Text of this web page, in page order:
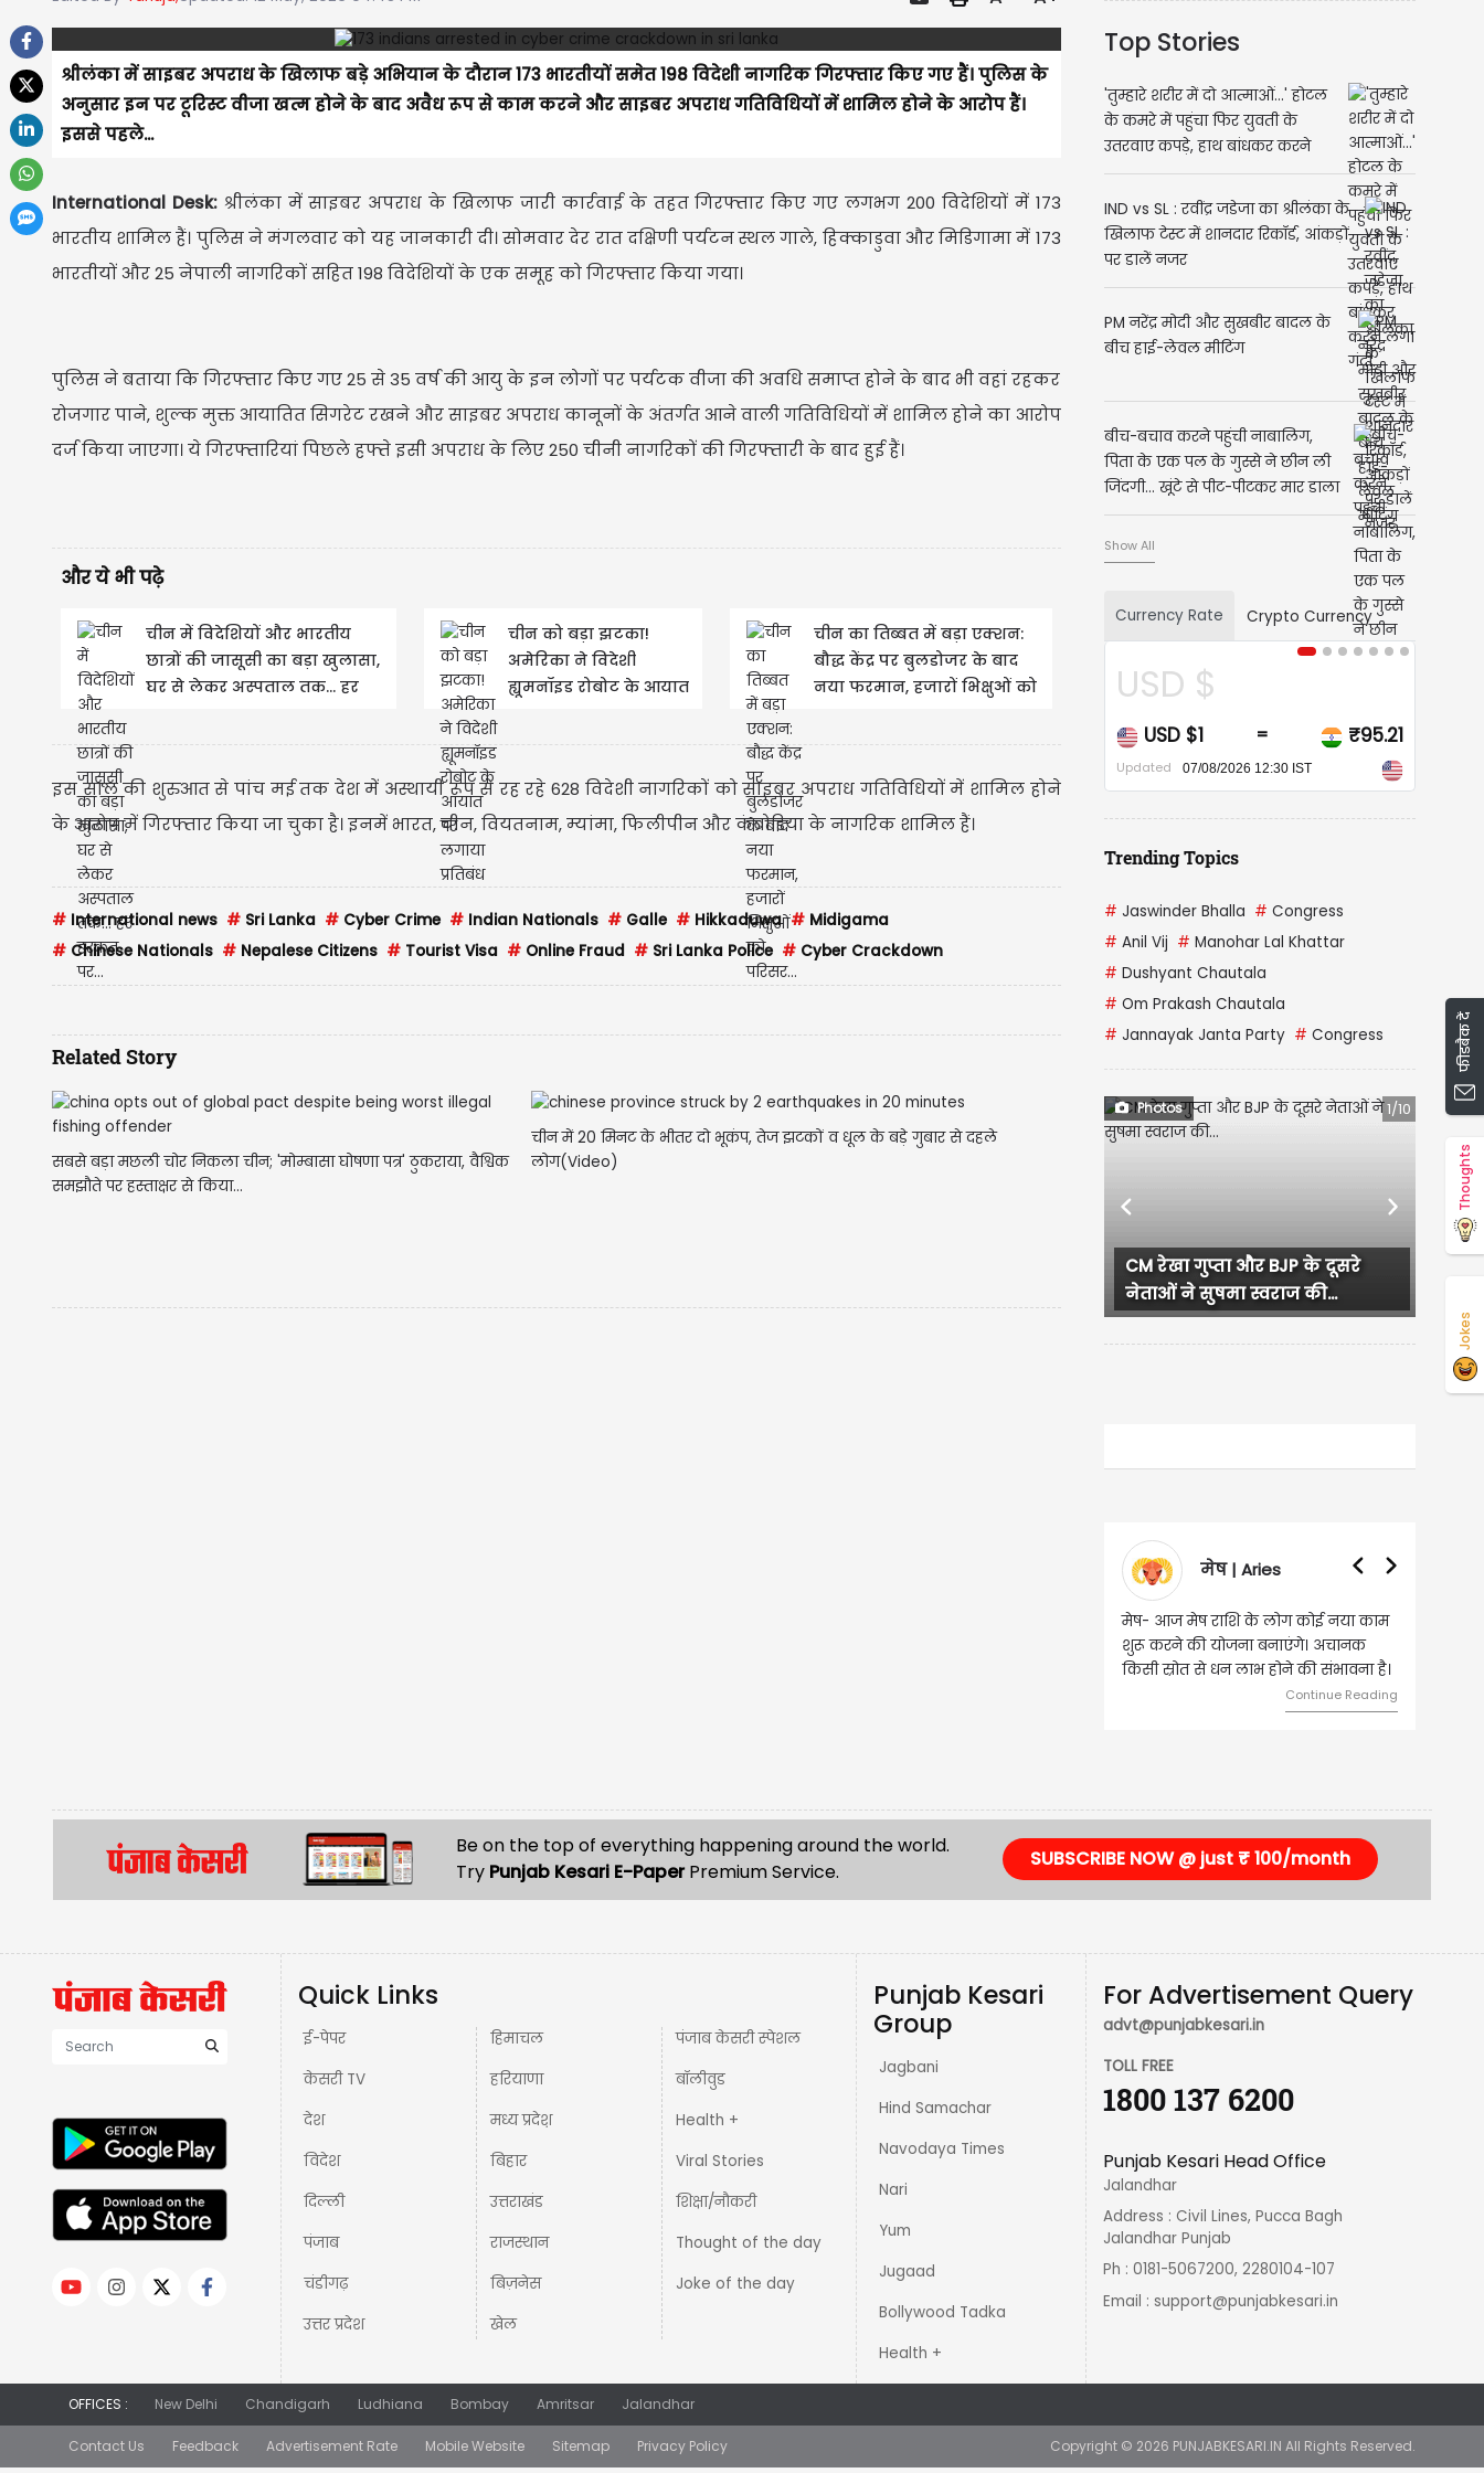
श्रीलंका में साइबर अपराध के खिलाफ बड़े अभियान के दौरान 173 भारतीयों समेत 198 विदेशी नागरिक गिरफ्तार किए गए हैं। पुलिस के
अनुसार इन पर टूरिस्ट वीजा खत्म होने के बाद अवैध रूप से काम करने और साइबर अपराध गतिविधियों में शामिल होने के आरोप हैं।
इससे पहले...
International Desk: श्रीलंका में साइबर अपराध के खिलाफ जारी कार्रवाई के तहत गिरफ्तार किए गए लगभग 200 विदेशियों में 173
भारतीय शामिल हैं। पुलिस ने मंगलवार को यह जानकारी दी। सोमवार देर रात दक्षिणी पर्यटन स्थल गाले, हिक्काडुवा और मिडिगामा में 173
भारतीयों और 25 नेपाली नागरिकों सहित 198 विदेशियों के एक समूह को गिरफ्तार किया गया।
पुलिस ने बताया कि गिरफ्तार किए गए 25 से 35 वर्ष की आयु के इन लोगों पर पर्यटक वीजा की अवधि समाप्त होने के बाद भी वहां रहकर
रोजगार पाने, शुल्क मुक्त आयातित सिगरेट रखने और साइबर अपराध कानूनों के अंतर्गत आने वाली गतिविधियों में शामिल होने का आरोप
दर्ज किया जाएगा। ये गिरफ्तारियां पिछले हफ्ते इसी अपराध के लिए 250 चीनी नागरिकों की गिरफ्तारी के बाद हुई हैं।
और ये भी पढ़े
चीन में विदेशियों और भारतीय
छात्रों की जासूसी का बड़ा खुलासा,
घर से लेकर अस्पताल तक... हर
चीन को बड़ा झटका!
अमेरिका ने विदेशी
ह्यूमनॉइड रोबोट के आयात
चीन का तिब्बत में बड़ा एक्शन:
बौद्ध केंद्र पर बुलडोजर के बाद
नया फरमान, हजारों भिक्षुओं को
इस साल की शुरुआत से पांच मई तक देश में अस्थायी रूप से रह रहे 628 विदेशी नागरिकों को साइबर अपराध गतिविधियों में शामिल होने
के आरोप में गिरफ्तार किया जा चुका है। इनमें भारत, चीन, वियतनाम, म्यांमा, फिलीपीन और कंबोडिया के नागरिक शामिल हैं।
# International news # Sri Lanka # Cyber Crime # Indian Nationals # Galle # Hikkaduwa # Midigama
# Chinese Nationals # Nepalese Citizens # Tourist Visa # Online Fraud # Sri Lanka Police # Cyber Crackdown
Related Story
सबसे बड़ा मछली चोर निकला चीन; 'मोम्बासा घोषणा पत्र' ठुकराया, वैश्विक
समझौते पर हस्ताक्षर से किया...
चीन में 20 मिनट के भीतर दो भूकंप, तेज झटकों व धूल के बड़े गुबार से दहले
लोग(Video)
Top Stories
'तुम्हारे शरीर में दो आत्माओं...' होटल
के कमरे में पहुंचा फिर युवती के
उतरवाए कपड़े, हाथ बांधकर करने
लगा गंदी...
IND vs SL : रवींद्र जडेजा का श्रीलंका के
खिलाफ टेस्ट में शानदार रिकॉर्ड, आंकड़ों
पर डालें नजर
PM नरेंद्र मोदी और सुखबीर बादल के
बीच हाई-लेवल मीटिंग
बीच-बचाव करने पहुंची नाबालिग,
पिता के एक पल के गुस्से ने छीन ली
जिंदगी... खूंटे से पीट-पीटकर मार डाला
Show All
Currency Rate Crypto Currency
USD $
USD $1 ₹95.21
Updated 07/08/2026 12:30 IST
CAD $1
Updated
Trending Topics
# Jaswinder Bhalla # Congress
# Anil Vij # Manohar Lal Khattar
# Dushyant Chautala
# Om Prakash Chautala
# Jannayak Janta Party # Congress
Photos 1/10
CM रेखा गुप्ता और BJP के दूसरे
नेताओं ने सुषमा स्वराज की...
Previous Next
मेष | Aries
मेष- आज मेष राशि के लोग कोई नया काम
शुरू करने की योजना बनाएंगे। अचानक
किसी स्रोत से धन लाभ होने की संभावना है।
Continue Reading
वृष - आज ऐसे
जिससे भविष्य में
दांपत्य जीवन में
Be on the top of everything happening around the world.
Try Punjab Kesari E-PaperPremium Service.
SUBSCRIBE NOW @ just ₹ 100/month
Quick Links
ई-पेपर
केसरी TV
देश
विदेश
दिल्ली
पंजाब
चंडीगढ़
उत्तर प्रदेश
हिमाचल
हरियाणा
मध्य प्रदेश़
बिहार
उत्तराखंड
राजस्थान
बिज़नेस
खेल
पंजाब केसरी स्पेशल
बॉलीवुड
Health +
Viral Stories
शिक्षा/नौकरी
Thought of the day
Joke of the day
Punjab Kesari
Group
Jagbani
Hind Samachar
Navodaya Times
Nari
Yum
Jugaad
Bollywood Tadka
Health +
For Advertisement Query
advt@punjabkesari.in
TOLL FREE
1800 137 6200
Punjab Kesari Head Office
Jalandhar
Address : Civil Lines, Pucca Bagh
Jalandhar Punjab
Ph : 0181-5067200, 2280104-107
Email :support@punjabkesari.in
OFFICES : New Delhi Chandigarh Ludhiana Bombay Amritsar Jalandhar
Contact Us Feedback Advertisement Rate Mobile Website Sitemap Privacy Policy Copyright © 2026 PUNJABKESARI.IN All Rights Reserved.
फीडबैक दें
Thoughts
Jokes